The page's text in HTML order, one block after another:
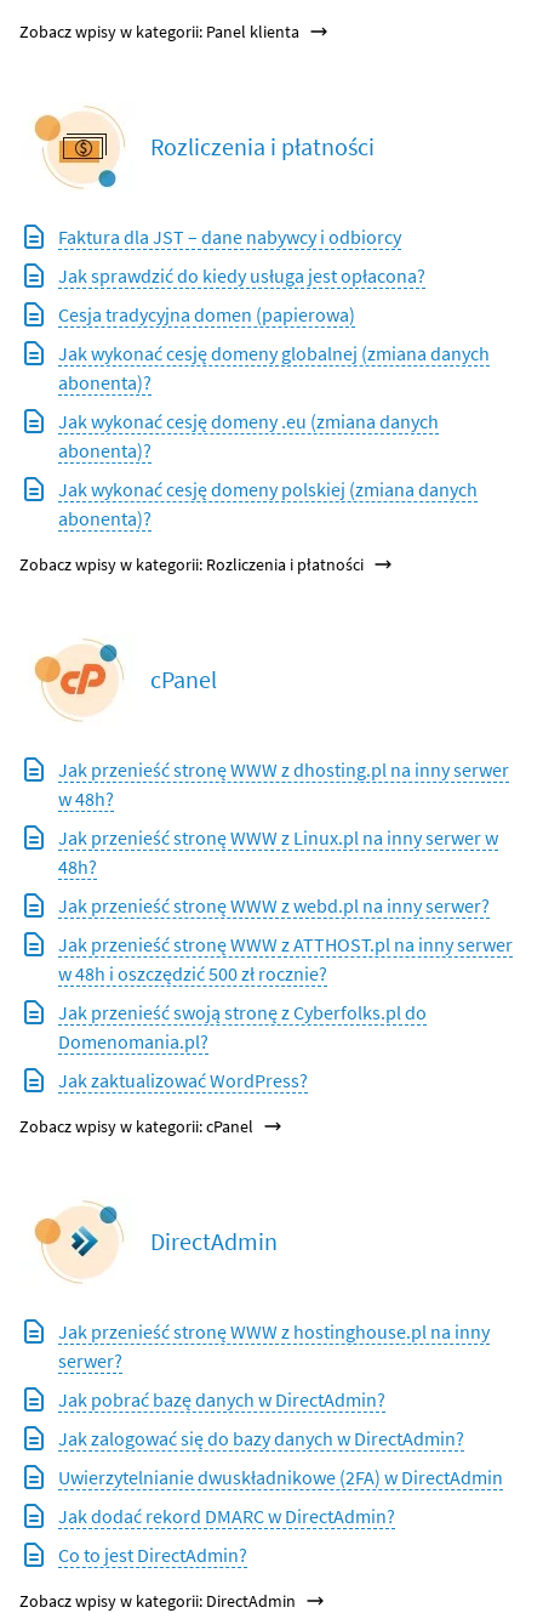
Zobacz wpisy w kategorii: Panel klienta
Rozliczenia i płatności
Faktura dla JST – dane nabywcy i odbiorcy
Jak sprawdzić do kiedy usługa jest opłacona?
Cesja tradycyjna domen (papierowa)
Jak wykonać cesję domeny globalnej (zmiana danych
abonenta)?
Jak wykonać cesję domeny .eu (zmiana danych
abonenta)?
Jak wykonać cesję domeny polskiej (zmiana danych
abonenta)?
Zobacz wpisy w kategorii: Rozliczenia i płatności
cPanel
Jak przenieść stronę WWW z dhosting.pl na inny serwer
w 48h?
Jak przenieść stronę WWW z Linux.pl na inny serwer w
48h?
Jak przenieść stronę WWW z webd.pl na inny serwer?
Jak przenieść stronę WWW z ATTHOST.pl na inny serwer
w 48h i oszczędzić 500 zł rocznie?
Jak przenieść swoją stronę z Cyberfolks.pl do
Domenomania.pl?
Jak zaktualizować WordPress?
Zobacz wpisy w kategorii: cPanel
DirectAdmin
Jak przenieść stronę WWW z hostinghouse.pl na inny
serwer?
Jak pobrać bazę danych w DirectAdmin?
Jak zalogować się do bazy danych w DirectAdmin?
Uwierzytelnianie dwuskładnikowe (2FA) w DirectAdmin
Jak dodać rekord DMARC w DirectAdmin?
Co to jest DirectAdmin?
Zobacz wpisy w kategorii: DirectAdmin